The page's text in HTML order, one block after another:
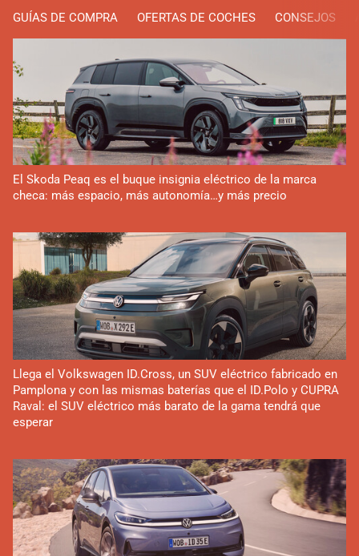
GUÍAS DE COMPRA OFERTAS DE COCHES CONSEJOS
El Skoda Peaq es el buque insignia eléctrico de la marca
checa: más espacio, más autonomía…y más precio
Llega el Volkswagen ID.Cross, un SUV eléctrico fabricado en
Pamplona y con las mismas baterías que el ID.Polo y CUPRA
Raval: el SUV eléctrico más barato de la gama tendrá que
esperar